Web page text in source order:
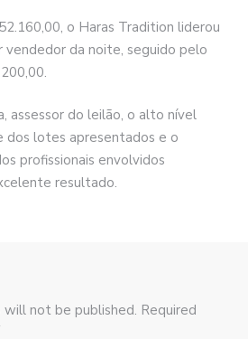
o Haras Tradition liderou
vendedor da noite, seguido pelo
assessor do leilão, o alto nível
dos lotes apresentados e o
profissionais envolvidos
resultado.
will not be published. Required